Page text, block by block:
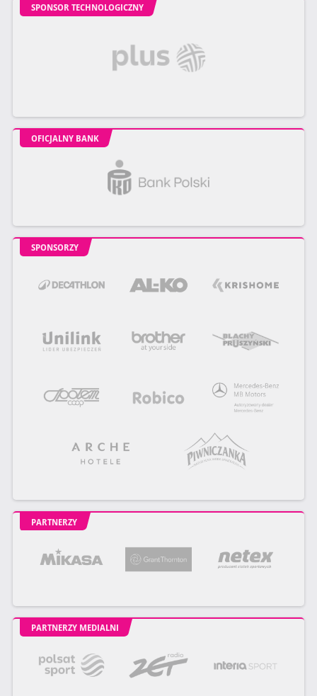
SPONSOR TECHNOLOGICZNY
OFICJALNY BANK
SPONSORZY
PARTNERZY
PARTNERZY MEDIALNI